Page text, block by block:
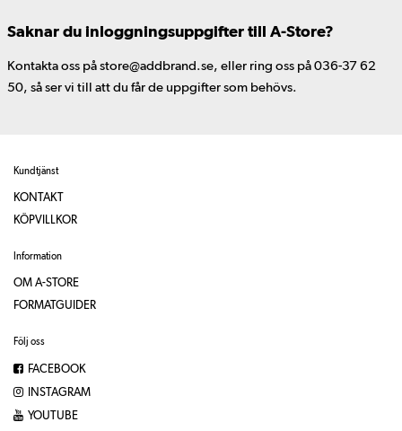
Saknar du inloggningsuppgifter till A-Store?
Kontakta oss på store@addbrand.se, eller ring oss på 036-37 62
50, så ser vi till att du får de uppgifter som behövs.
Kundtjänst
KONTAKT
KÖPVILLKOR
Information
OM A-STORE
FORMATGUIDER
Följ oss
FACEBOOK
INSTAGRAM
YOUTUBE